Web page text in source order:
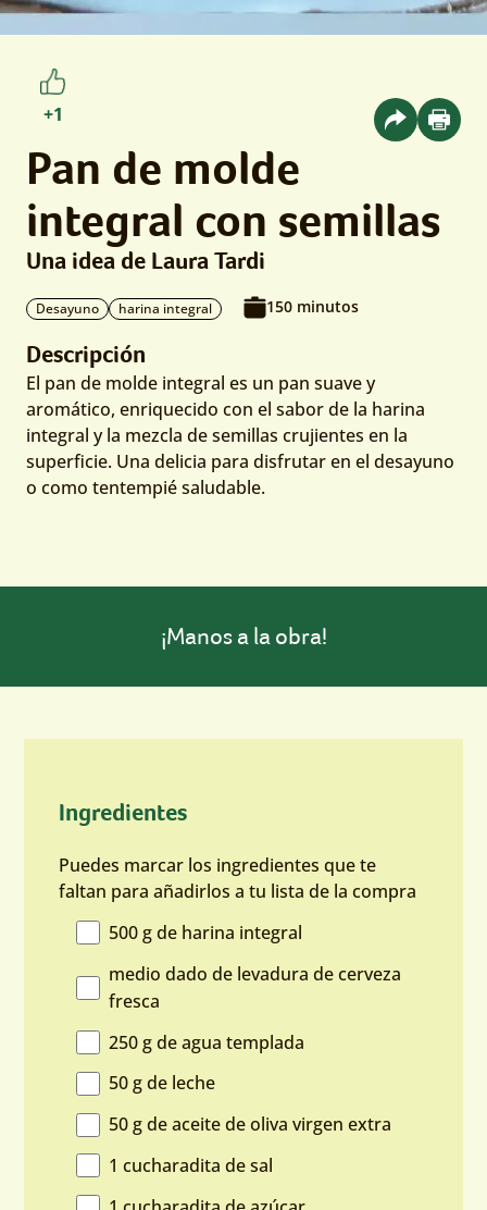
+1
Pan de molde
integral con semillas
Una idea de Laura Tardi
Desayuno harina integral 150 minutos
Descripción
El pan de molde integral es un pan suave y
aromático, enriquecido con el sabor de la harina
integral y la mezcla de semillas crujientes en la
superficie. Una delicia para disfrutar en el desayuno
o como tentempié saludable.
¡Manos a la obra!
Ingredientes
Puedes marcar los ingredientes que te
faltan para añadirlos a tu lista de la compra
500 g de harina integral
medio dado de levadura de cerveza
fresca
250 g de agua templada
50 g de leche
50 g de aceite de oliva virgen extra
1 cucharadita de sal